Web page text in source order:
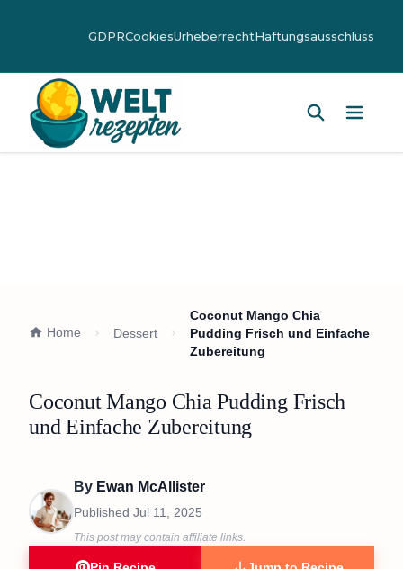
GDPRCookiesUrheberrechtHaftungsausschluss
Home Dessert
Coconut Mango Chia
Pudding Frisch und Einfache
Zubereitung
Coconut Mango Chia Pudding Frisch
und Einfache Zubereitung
By Ewan McAllister
Published Jul 11, 2025
This post may contain affiliate links.